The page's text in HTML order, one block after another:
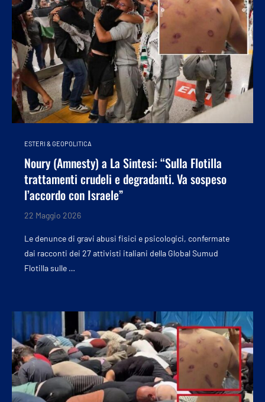
ESTERI & GEOPOLITICA
Noury (Amnesty) a La Sintesi: “Sulla Flotilla
trattamenti crudeli e degradanti. Va sospeso
l’accordo con Israele”
22 Maggio 2026
Le denunce di gravi abusi fisici e psicologici, confermate
dai racconti dei 27 attivisti italiani della Global Sumud
Flotilla sulle …